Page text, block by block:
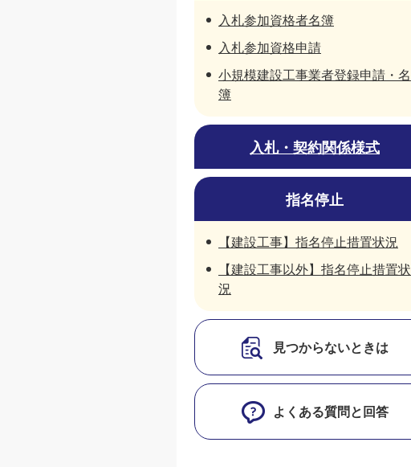
入札参加資格者名簿
入札参加資格申請
小規模建設工事業者登録申請・名
簿
入札・契約関係様式
指名停止
【建設工事】指名停止措置状況
【建設工事以外】指名停止措置状
況
見つからないときは
よくある質問と回答